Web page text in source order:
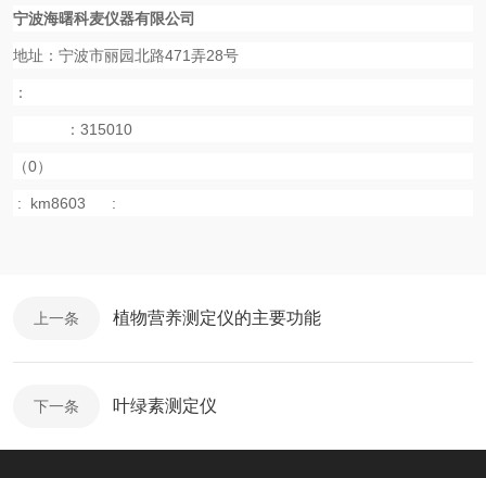
宁波海曙科麦仪器有限公司
地址：宁波市丽园北路471弄28号
：
：315010
（0）
: km8603 :
上一条 植物营养测定仪的主要功能
下一条 叶绿素测定仪